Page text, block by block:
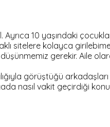
10 yaşındaki
sitelere kolayca
gerekir. Aile
görüştüğü arkadaşları
nasıl vakit geçirdiği